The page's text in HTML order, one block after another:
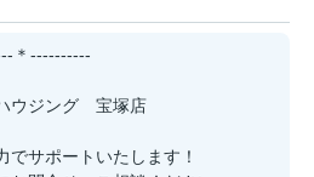
＊----------
ウジング 宝塚店
でサポートいたします！